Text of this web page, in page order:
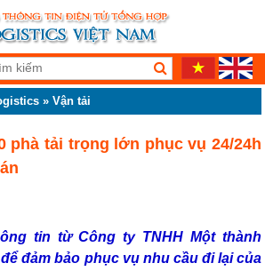
»Vận tải
phà tải trọng lớn phục vụ 24/24h
tin từ Công ty TNHH Một thành
đảm bảo phục vụ nhu cầu đi lại của